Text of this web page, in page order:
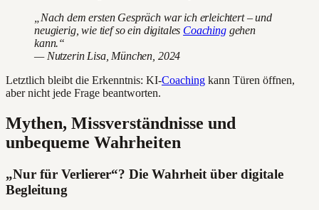
„Nach dem ersten Gespräch war ich erleichtert – und
neugierig, wie tief so ein digitales Coachinggehen
kann.“
— Nutzerin Lisa, München, 2024
Letztlich bleibt die Erkenntnis: KI-Coaching kann Türen öffnen,
aber nicht jede Frage beantworten.
Mythen, Missverständnisse und
unbequeme Wahrheiten
„Nur für Verlierer“? Die Wahrheit über digitale
Begleitung